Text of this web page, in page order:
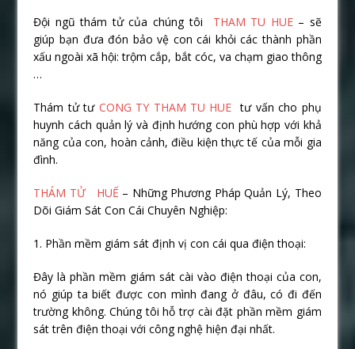
Đội ngũ thám tử của chúng tôi THAM TU HUE– sẽ
giúp bạn đưa đón bảo vệ con cái khỏi các thành phần
xấu ngoài xã hội: trộm cắp, bắt cóc, va chạm giao thông
…
Thám tử tư CONG TY THAM TU HUE tư vấn cho phụ
huynh cách quản lý và định hướng con phù hợp với khả
năng của con, hoàn cảnh, điều kiện thực tế của mỗi gia
đình.
THÁM TỬ HUẾ – Những Phương Pháp Quản Lý, Theo
Dõi Giám Sát Con Cái Chuyên Nghiệp:
1. Phần mềm giám sát định vị con cái qua điện thoại:
Đây là phần mềm giám sát cài vào điện thoại của con,
nó giúp ta biết được con mình đang ở đâu, có đi đến
trường không. Chúng tôi hỗ trợ cài đặt phần mềm giám
sát trên điện thoại với công nghệ hiện đại nhất.